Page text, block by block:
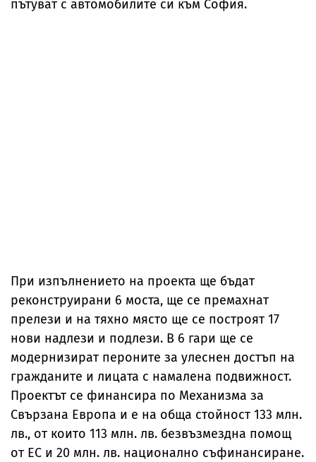
пътуват с автомобилите си към София.
При изпълнението на проекта ще бъдат
реконструирани 6 моста, ще се премахнат
прелези и на тяхно място ще се построят 17
нови надлези и подлези. В 6 гари ще се
модернизират пероните за улеснен достъп на
гражданите и лицата с намалена подвижност.
Проектът се финансира по Механизма за
Свързана Европа и е на обща стойност 133 млн.
лв., от които 113 млн. лв. безвъзмездна помощ
от ЕС и 20 млн. лв. национално съфинансиране.